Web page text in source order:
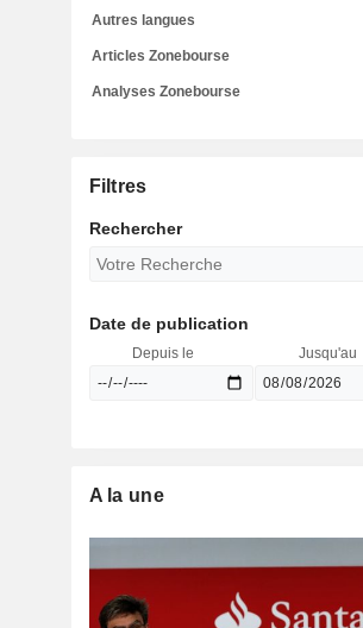
Autres langues
Articles Zonebourse
Analyses Zonebourse
Filtres
Rechercher
Date de publication
Depuis le Jusqu'au
A la une